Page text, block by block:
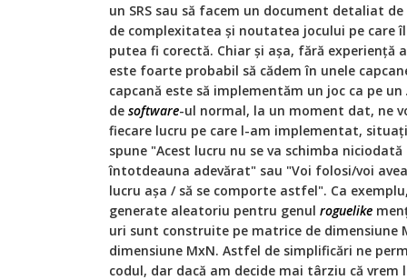
un SRS sau să facem un document detaliat
de complexitatea și noutatea jocului pe care
putea fi corectă. Chiar și așa, fără experiență
este foarte probabil să cădem în unele
capcană este să implementăm un joc ca pe un
de software-ul normal, la un moment dat, ne
fiecare lucru pe care l-am implementat,
spune "Acest lucru nu se va schimba
întotdeauna adevărat" sau "Voi folosi/voi
lucru așa / să se comporte astfel". Ca
generate aleatoriu pentru genul roguelike
uri sunt construite pe matrice de dimensiune
dimensiune MxN. Astfel de simplificări ne
codul, dar dacă am decide mai târziu că